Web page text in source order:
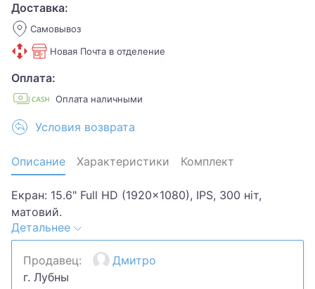
Доставка:
Самовывоз
Новая Почта в отделение
Оплата:
Оплата наличными
Условия возврата
Описание Характеристики Комплект
Екран: 15.6" Full HD (1920x1080), IPS, 300 ніт,
матовий.
Процесор: AMD Ryzen 5 7520U (4 ядра / 8 потоків,
2.8 – 4.3 ГГц).
Оперативна пам'ять: 16 ГБ LPDDR5-5500 МГц
(розпаяна).
Детальнее
Продавец:
Дмитро
г. Лубны